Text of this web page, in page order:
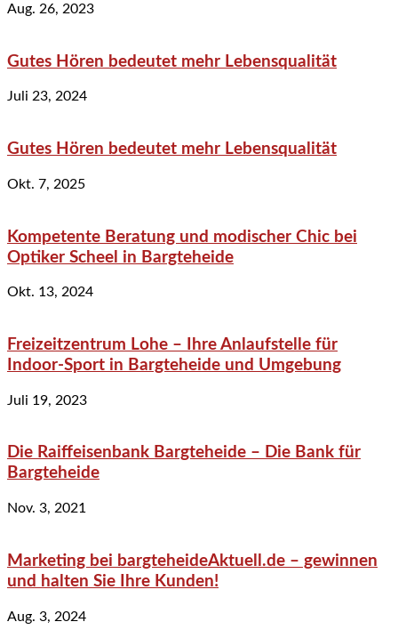
Aug. 26, 2023
Gutes Hören bedeutet mehr Lebensqualität
Juli 23, 2024
Gutes Hören bedeutet mehr Lebensqualität
Okt. 7, 2025
Kompetente Beratung und modischer Chic bei
Optiker Scheel in Bargteheide
Okt. 13, 2024
Freizeitzentrum Lohe – Ihre Anlaufstelle für
Indoor-Sport in Bargteheide und Umgebung
Juli 19, 2023
Die Raiffeisenbank Bargteheide – Die Bank für
Bargteheide
Nov. 3, 2021
Marketing bei bargteheideAktuell.de – gewinnen
und halten Sie Ihre Kunden!
Aug. 3, 2024